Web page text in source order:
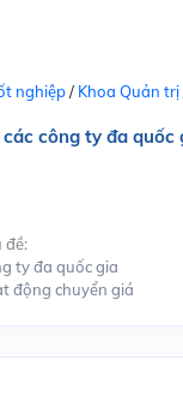
nghiệp/ Khoa Quản trị
công ty đa quốc
đề:
ty đa quốc gia
động chuyển giá